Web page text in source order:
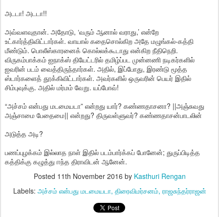
அடடா! அடடா!!
அவ்வளவுதான். அதோடு, ‘வரும் ஆனால் வராது,’ என்றே
உட்கார்த்திவிட்டார்கள். வாயால் கதைசொல்கிற அதே மழுங்கல்-கத்தி
மீண்டும். பொலீஸ்காரனைக் கொல்லக்கூடாது என்கிற நீதிநெறி.
விருகம்பாக்கம் ஐநாக்ஸ் தியேட்டரில் தமிழ்ப்பட முன்னணி நடிகர்களில்
ஐவரின் படம் வைத்திருந்தார்கள். அதில், இப்போது, இரண்டு மூத்த
ஸ்டார்களைத் தூக்கிவிட்டார்கள். அவர்களில் ஒருவரின் பெயர் இதில்
சிம்புவுக்கு. அதில் மர்மம் வேறு. யப்போவ்!
“அச்சம் என்பது மடமையடா” என்றது யார்? கண்ணதாசனா? ||அஞ்சுவது
அஞ்சாமை பேதைமை|| என்றது? திருவள்ளுவர்? கண்ணதாசன்பாடலின்
அடுத்த அடி?
பணப்புழக்கம் இல்லாத நாள் இதில் படம்பார்க்கப் போனேன்; துருப்பிடித்த
கத்திக்கு கழுத்து ஈந்த திராவிடன் ஆனேன்.
Posted 11th November 2016 by Kasthuri Rengan
Labels: அச்சம் என்பது மடமையடா திரைவிமர்சனம் ராஜசுந்தர்ராஜன்